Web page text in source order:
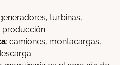
turbinas,
producción.
: camiones, montacargas,